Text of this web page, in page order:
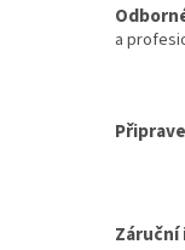
a
Záruční